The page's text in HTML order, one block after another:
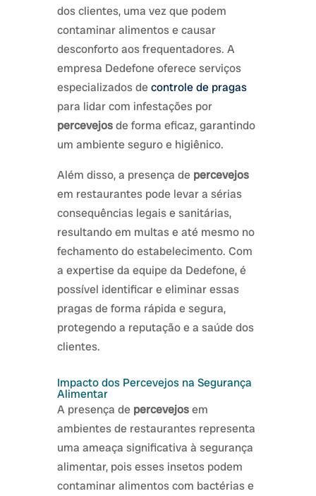
dos clientes, uma vez que podem
contaminar alimentos e causar
desconforto aos frequentadores. A
empresa Dedefone oferece serviços
especializados decontrole de pragas
para lidar com infestações por
percevejosde forma eficaz, garantindo
um ambiente seguro e higiênico.
Além disso, a presença de percevejos
em restaurantes pode levar a sérias
consequências legais e sanitárias,
resultando em multas e até mesmo no
fechamento do estabelecimento. Com
a expertise da equipe da Dedefone, é
possível identificar e eliminar essas
pragas de forma rápida e segura,
protegendo a reputação e a saúde dos
clientes.
Impacto dos Percevejos na Segurança
Alimentar
A presença de percevejosem
ambientes de restaurantes representa
uma ameaça significativa à segurança
alimentar, pois esses insetos podem
contaminar alimentos com bactérias e